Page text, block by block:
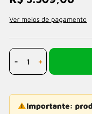
Ver meios de pagamento
- +
Importante: